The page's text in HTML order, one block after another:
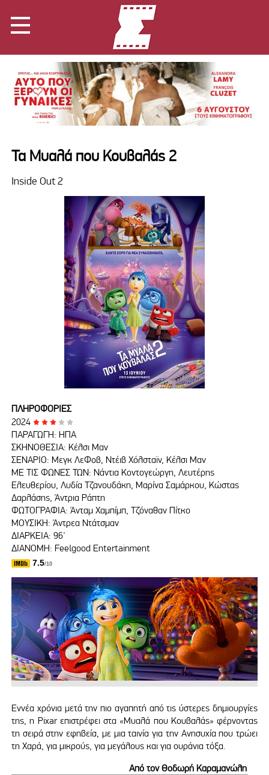
Τα Μυαλά που Κουβαλάς 2
Inside Out 2
ΠΛΗΡΟΦΟΡΙΕΣ
2024
ΠΑΡΑΓΩΓΗ: ΗΠΑ
ΣΚΗΝΟΘΕΣΙΑ: Κέλσι Μαν
ΣΕΝΑΡΙΟ: Μεγκ ΛεΦοβ, Ντέιβ Χόλσταϊν, Κέλσι Μαν
ΜΕ ΤΙΣ ΦΩΝΕΣ ΤΩΝ: Νάντια Κοντογεώργη, Λευτέρης
Ελευθερίου, Λυδία Τζανουδάκη, Μαρίνα Σαμάρκου, Κώστας
∆αρλάσης, Άντρια Ράπτη
ΦΩΤΟΓΡΑΦΙΑ: Άνταμ Χαμπίμπ, Τζόναθαν Πίτκο
ΜΟΥΣΙΚΗ: Άντρεα Ντάτσμαν
ΔΙΑΡΚΕΙΑ: 96'
ΔΙΑΝΟΜΗ: Feelgood Entertainment
7.5/10
Εννέα χρόνια μετά την πιο αγαπητή από τις ύστερες δημιουργίες
της, η Pixar επιστρέφει στα «Μυαλά που Κουβαλάς» φέρνοντας
τη σειρά στην εφηβεία, με μια ταινία για την Ανησυχία που τρώει
τη Χαρά, για μικρούς, για μεγάλους και για ουράνια τόξα.
Από τον Θοδωρή Καραμανώλη